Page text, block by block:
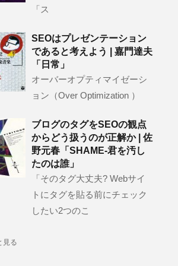
「ス
SEOはプレゼンテーション
であると考えよう | 嘉門達夫
「日常」
オーバーオプティマイゼーシ
ョン（Over Optimization ）
ブログのタグをSEOの観点
からどう扱うのが正解か | 佐
野元春「SHAME-君を汚し
たのは誰」
「そのタグ大丈夫? Webサイ
トにタグを貼る前にチェック
したい2つのこ
見る